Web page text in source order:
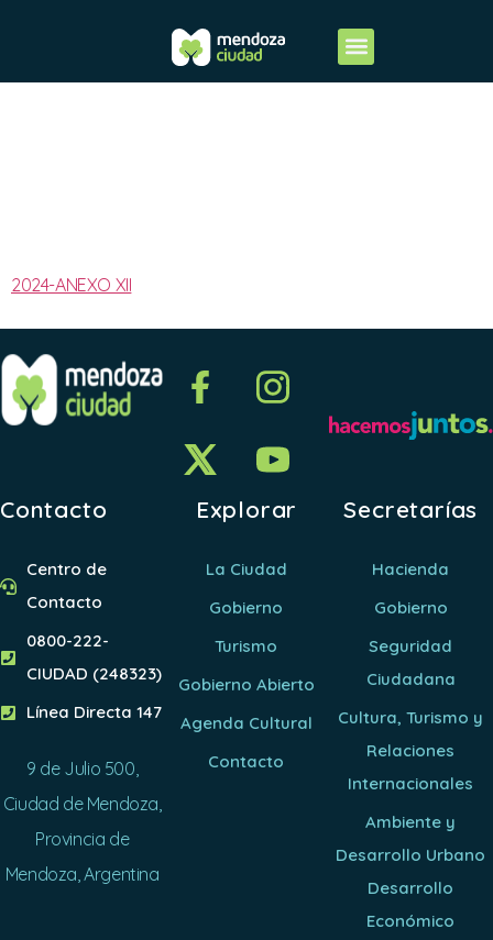
2024-ANEXO XII
Contacto
Centro de
Contacto
0800-222-
CIUDAD (248323)
Línea Directa 147
9 de Julio 500,
Ciudad de Mendoza,
Provincia de
Mendoza, Argentina
Explorar
La Ciudad
Gobierno
Turismo
Gobierno Abierto
Agenda Cultural
Contacto
Secretarías
Hacienda
Gobierno
Seguridad
Ciudadana
Cultura, Turismo y
Relaciones
Internacionales
Ambiente y
Desarrollo Urbano
Desarrollo
Económico